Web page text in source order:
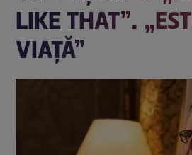
LIKE THAT”.
VIAȚĂ”